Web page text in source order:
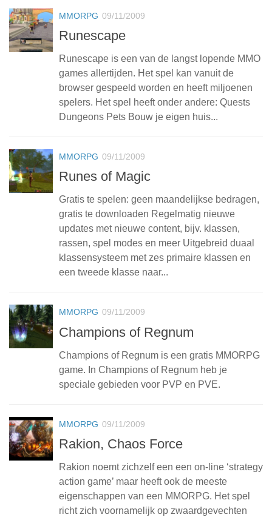
MMORPG 09/11/2009
Runescape
Runescape is een van de langst lopende MMO
games allertijden. Het spel kan vanuit de
browser gespeeld worden en heeft miljoenen
spelers. Het spel heeft onder andere: Quests
Dungeons Pets Bouw je eigen huis...
MMORPG 09/11/2009
Runes of Magic
Gratis te spelen: geen maandelijkse bedragen,
gratis te downloaden Regelmatig nieuwe
updates met nieuwe content, bijv. klassen,
rassen, spel modes en meer Uitgebreid duaal
klassensysteem met zes primaire klassen en
een tweede klasse naar...
MMORPG 09/11/2009
Champions of Regnum
Champions of Regnum is een gratis MMORPG
game. In Champions of Regnum heb je
speciale gebieden voor PVP en PVE.
MMORPG 09/11/2009
Rakion, Chaos Force
Rakion noemt zichzelf een een on-line ‘strategy
action game’ maar heeft ook de meeste
eigenschappen van een MMORPG. Het spel
richt zich voornamelijk op zwaardgevechten